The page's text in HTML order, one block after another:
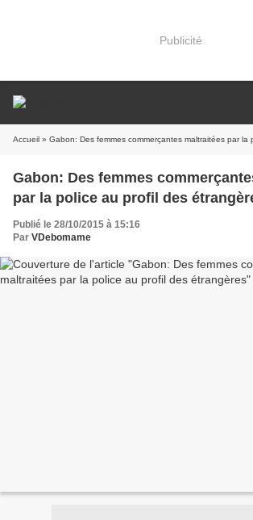
Publicité
Accueil » Gabon: Des femmes commerçantes maltraitées par la
Gabon: Des femmes
par la police au profil des
Publié le 28/10/2015 à 15:16
Par VDebomame